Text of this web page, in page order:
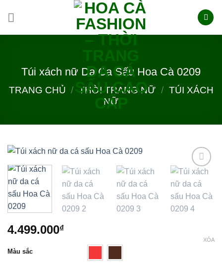
Túi xách nữ Da Ca Sấu Hoa Cà 0209
TRANG CHỦ / THỜI TRANG NỮ / TÚI XÁCH
NỮ
Add to
4.499.000₫
Màu sắc
XÓA